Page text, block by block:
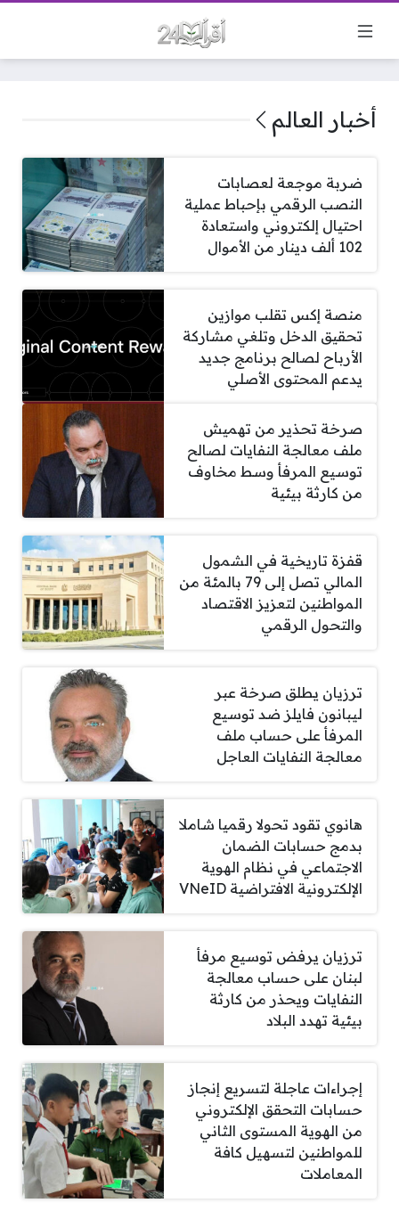
أخبار العالم
ضربة موجعة لعصابات
النصب الرقمي بإحباط عملية
احتيال إلكتروني واستعادة
102 ألف دينار من الأموال
منصة إكس تقلب موازين
تحقيق الدخل وتلغي مشاركة
الأرباح لصالح برنامج جديد
يدعم المحتوى الأصلي
صرخة تحذير من تهميش
ملف معالجة النفايات لصالح
توسيع المرفأ وسط مخاوف
من كارثة بيئية
قفزة تاريخية في الشمول
المالي تصل إلى 79 بالمئة من
المواطنين لتعزيز الاقتصاد
والتحول الرقمي
ترزيان يطلق صرخة عبر
ليبانون فايلز ضد توسيع
المرفأ على حساب ملف
معالجة النفايات العاجل
هانوي تقود تحولا رقميا شاملا
بدمج حسابات الضمان
الاجتماعي في نظام الهوية
الإلكترونية الافتراضية VNeID
ترزيان يرفض توسيع مرفأ
لبنان على حساب معالجة
النفايات ويحذر من كارثة
بيئية تهدد البلاد
إجراءات عاجلة لتسريع إنجاز
حسابات التحقق الإلكتروني
من الهوية المستوى الثاني
للمواطنين لتسهيل كافة
المعاملات